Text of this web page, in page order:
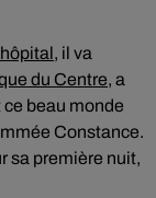
, il va
du Centre, a
beau monde
Constance.
sa première nuit,